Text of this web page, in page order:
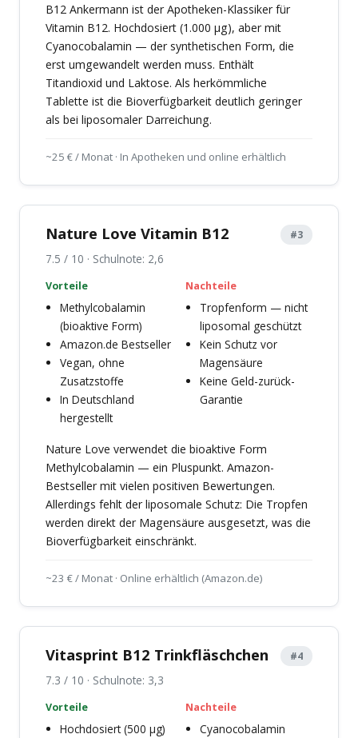
B12 Ankermann ist der Apotheken-Klassiker für
Vitamin B12. Hochdosiert (1.000 µg), aber mit
Cyanocobalamin — der synthetischen Form, die
erst umgewandelt werden muss. Enthält
Titandioxid und Laktose. Als herkömmliche
Tablette ist die Bioverfügbarkeit deutlich geringer
als bei liposomaler Darreichung.
~25 € / Monat · In Apotheken und online erhältlich
Nature Love Vitamin B12
7.5 / 10 · Schulnote: 2,6
#3
Vorteile
Methylcobalamin
(bioaktive Form)
Amazon.de Bestseller
Vegan, ohne
Zusatzstoffe
In Deutschland
hergestellt
Nachteile
Tropfenform — nicht
liposomal geschützt
Kein Schutz vor
Magensäure
Keine Geld-zurück-
Garantie
Nature Love verwendet die bioaktive Form
Methylcobalamin — ein Pluspunkt. Amazon-
Bestseller mit vielen positiven Bewertungen.
Allerdings fehlt der liposomale Schutz: Die Tropfen
werden direkt der Magensäure ausgesetzt, was die
Bioverfügbarkeit einschränkt.
~23 € / Monat · Online erhältlich (Amazon.de)
Vitasprint B12 Trinkfläschchen
7.3 / 10 · Schulnote: 3,3
#4
Vorteile
Hochdosiert (500 µg)
Nachteile
Cyanocobalamin